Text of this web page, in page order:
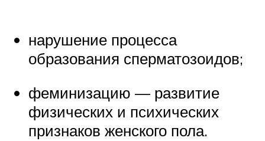
нарушение процесса
образования сперматозоидов;
феминизацию — развитие
физических и психических
признаков женского пола.